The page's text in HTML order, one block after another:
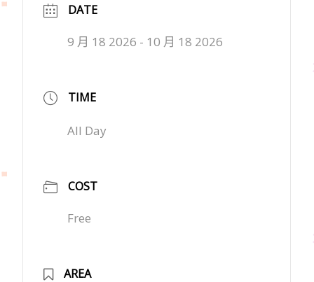
DATE
9 月 18 2026 - 10 月 18 2026
TIME
All Day
COST
Free
AREA